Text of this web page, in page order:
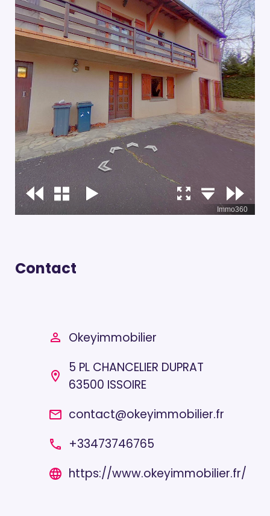
Contact
person_outline Okeyimmobilier
location_on
5 PL CHANCELIER DUPRAT
63500 ISSOIRE
email contact@okeyimmobilier.fr
local_phone +33473746765
language https://www.okeyimmobilier.fr/